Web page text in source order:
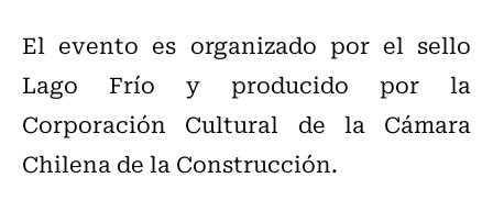
El evento es organizado por el sello
Lago Frío y producido por la
Corporación Cultural de la Cámara
Chilena de la Construcción.